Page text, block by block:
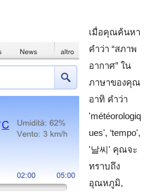
เมื่อคุณค้นหา
คำว่า “สภาพ
อากาศ” ใน
ภาษาของคุณ
อาทิ คำว่า
'météorologiq
ues', ‘tempo',
'날씨' คุณจะ
ทราบถึง
อุณหภูมิ,